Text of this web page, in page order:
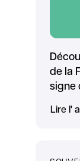
de la
signe
Lire l'